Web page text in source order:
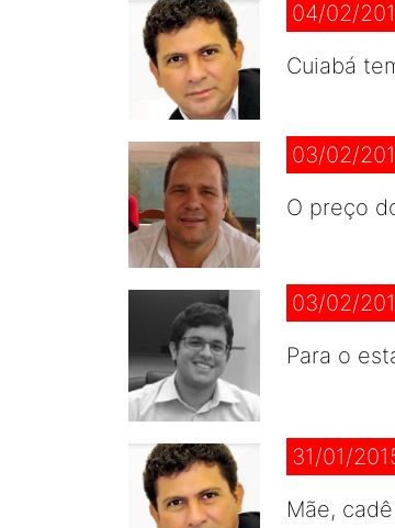
04/02/
Cuiabá
03/02/
O preço
03/02/
Para o
31/01/
Mãe,